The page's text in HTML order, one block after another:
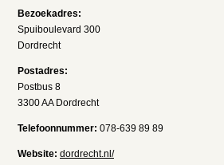
Bezoekadres:
Spuiboulevard 300
Dordrecht
Postadres:
Postbus 8
3300 AA Dordrecht
Telefoonnummer: 078-639 89 89
Website: dordrecht.nl/